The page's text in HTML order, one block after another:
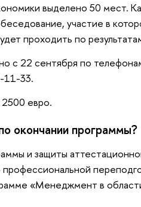
выделено 50 мест.
участие в
проходить по
с 22 сентября по
11-33.
евро.
окончании программы?
и защиты
«Менеджмент в